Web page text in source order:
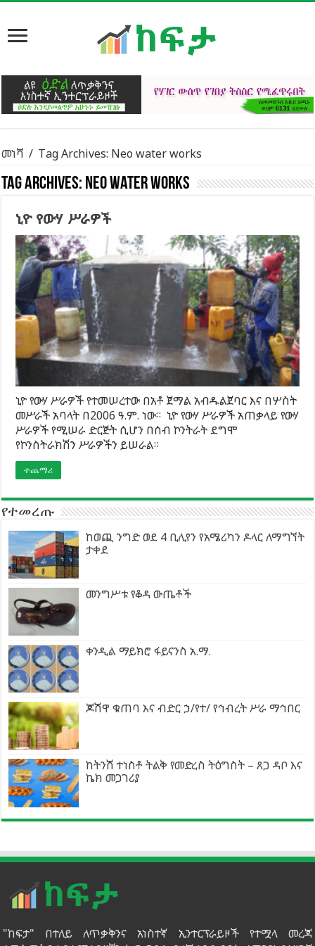
መነሻ / Tag Archives: Neo water works
Tag Archives: Neo water works
ኒዮ የውሃ ሥራዎች
ኒዮ የውሃ ሥራዎች የተመሠረተው በአቶ ጀማል አብዱልጀባር እና በሦስት
መሥራች አባላት በ2006 ዓ.ም. ነው። ኒዮ የውሃ ሥራዎች አጠቃላይ የውሃ
ሥራዎች የሚሠራ ድርጅት ሲሆን በሰብ ኮንትራት ደግሞ
የኮንስትራክሽን ሥራዎችን ይሠራል።
ተጨማሪ
የተመረጡ
ከወጪ ንግድ ወደ 4 ቢሊየን የአሜሪካን ዶላር ለማግኘት
ታቀደ
መንግሥቱ የቆዳ ውጤቶች
ቀንዲል ማይክሮ ፋይናንስ አ.ማ.
ጆሽዋ ቁጠባ እና ብድር ኃ/የተ/ የኅብረት ሥራ ማኅበር
ከትንሽ ተነስቶ ትልቅ የመድረስ ትዕግስት – ጸጋ ዳቦ እና
ኬክ መጋገሪያ
"ከፍታ" በተለይ ለጥቃቅንና አነስተኛ ኢንተርፕራይዞች የተሟላ መረጃ